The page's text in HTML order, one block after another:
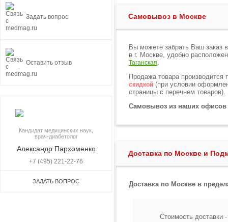
Задать вопрос
Оставить отзыв
Кандидат медицинских наук,
врач-диабетолог
Александр Пархоменко
+7 (495) 221-22-76
ЗАДАТЬ ВОПРОС
Самовывоз в Москве
Вы можете забрать Ваш заказ
в г. Москве, удобно
Таганская.
Продажа товара
скидкой (при условии
страницы с перечнем товаров).
Самовывоз из наших офисов
Доставка по Москве и
Доставка по Москве в
Стоимость доставки